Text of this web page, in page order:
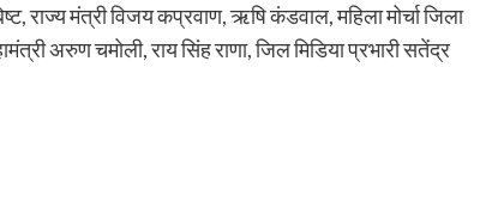
राज्य मंत्री विजय कप्रवाण, ऋषि कंडवाल, महिला मोर्चा जिला
अरुण चमोली, राय सिंह राणा, जिल मिडिया प्रभारी सतेंद्र